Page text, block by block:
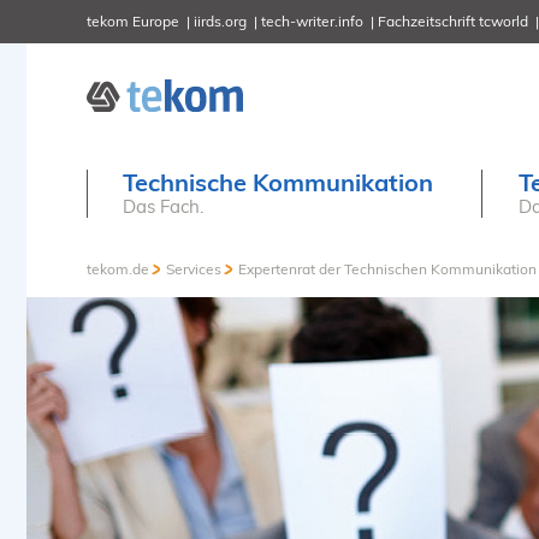
tekom Europe iirds.org tech-writer.info Fachzeitschrift tcworld
Technische Kommunikation
Das Fach.
tekom.de Services Expertenrat der Technischen Kommunikation